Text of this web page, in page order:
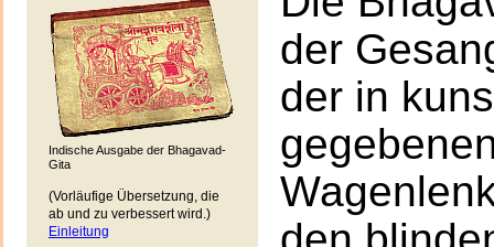
Indische Ausgabe der Bhagavad-
Gita
(Vorläufige Übersetzung, die
ab und zu verbessert wird.)
Einleitung
der
der in